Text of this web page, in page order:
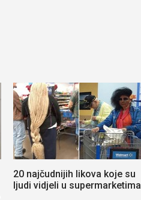
20 najčudnijih likova koje su
ljudi vidjeli u supermarketima